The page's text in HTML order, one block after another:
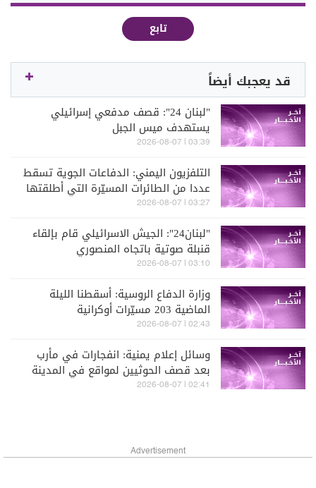
تابع
قد يعجبك أيضاً
"لبنان 24": قصف مدفعي إسرائيلي
يستهدف ميس الجبل
03:39 | 2026-08-07
التلفزيون اليمني: الدفاعات الجوية تسقط
عددا من الطائرات المسيّرة التي أطلقتها
جماعة الحوثي فوق مأرب
03:27 | 2026-08-07
"لبنان24": الجيش الاسرائيلي قام بإلقاء
قنبلة صوتية باتجاه المنصوري
03:10 | 2026-08-07
وزارة الدفاع الروسية: أسقطنا الليلة
الماضية 203 مسيّرات أوكرانية
02:43 | 2026-08-07
وسائل إعلام يمنية: انفجارات في مأرب
بعد قصف الحوثيين لمواقع في المدينة
بالصواريخ والمسيّرات
02:41 | 2026-08-07
Advertisement